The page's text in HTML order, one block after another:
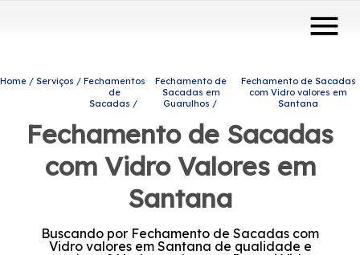
menu
Home Serviços
Fechamentos
de
Sacadas
Fechamento de
Sacadas em
Guarulhos
Fechamento de Sacadas
com Vidro valores em
Santana
Fechamento de Sacadas
com Vidro Valores em
Santana
Buscando por Fechamento de Sacadas com
Vidro valores em Santana de qualidade e